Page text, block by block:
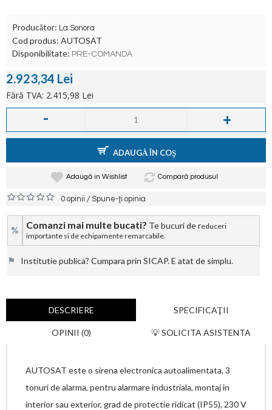
Producător: La Sonora
Cod produs: AUTOSAT
Disponibilitate: PRE-COMANDA
2.923,34 Lei
Fără TVA: 2.415,98 Lei
- +
ADAUGĂ ÎN COŞ
Adaugă in Wishlist Compară produsul
0 opinii /Spune-ţi opinia
% Comanzi mai multe bucati? Te bucuri de reduceri
importante si de echipamente remarcabile.
⚑ Institutie publica? Cumpara prin SICAP. E atat de simplu.
DESCRIERE SPECIFICAŢII
OPINII (0) 💡 SOLICITA ASISTENTA
AUTOSAT este o sirena electronica autoalimentata, 3
tonuri de alarma, pentru alarmare industriala, montaj in
interior sau exterior, grad de protectieridicat (IP55), 230 V